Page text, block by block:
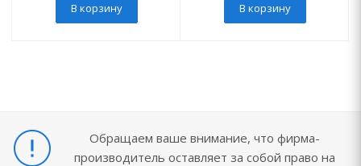
В корзину В корзину
Обращаем ваше внимание, что фирма-
производитель оставляет за собой право на